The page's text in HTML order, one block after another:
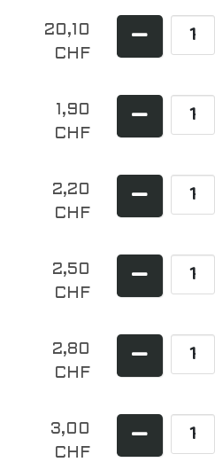
20,10
CHF
1,90
CHF
2,20
CHF
2,50
CHF
2,80
CHF
3,00
CHF